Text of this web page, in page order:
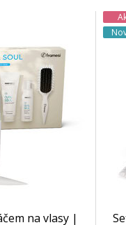
na vlasy |